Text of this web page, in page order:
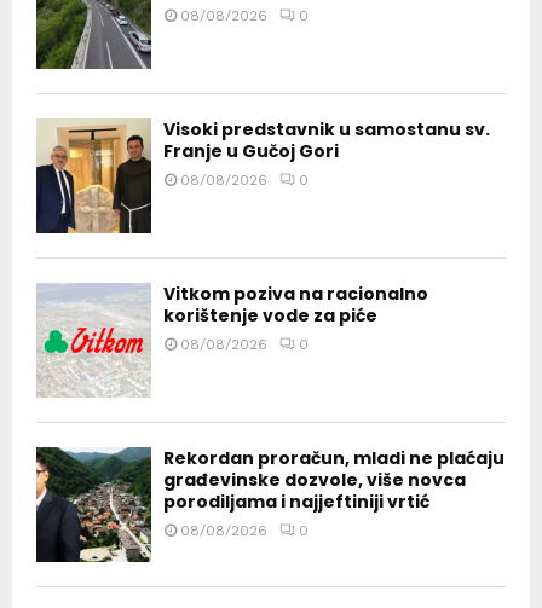
08/08/2026 0
Visoki predstavnik u samostanu sv.
Franje u Gučoj Gori
08/08/2026 0
Vitkom poziva na racionalno
korištenje vode za piće
08/08/2026 0
Rekordan proračun, mladi ne plaćaju
građevinske dozvole, više novca
porodiljama i najjeftiniji vrtić
08/08/2026 0